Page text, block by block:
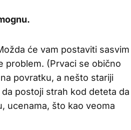
će vam postaviti sasvim
problem. (Prvaci se obično
povratku, a nešto stariji
postoji strah kod deteta da
ucenama, što kao veoma